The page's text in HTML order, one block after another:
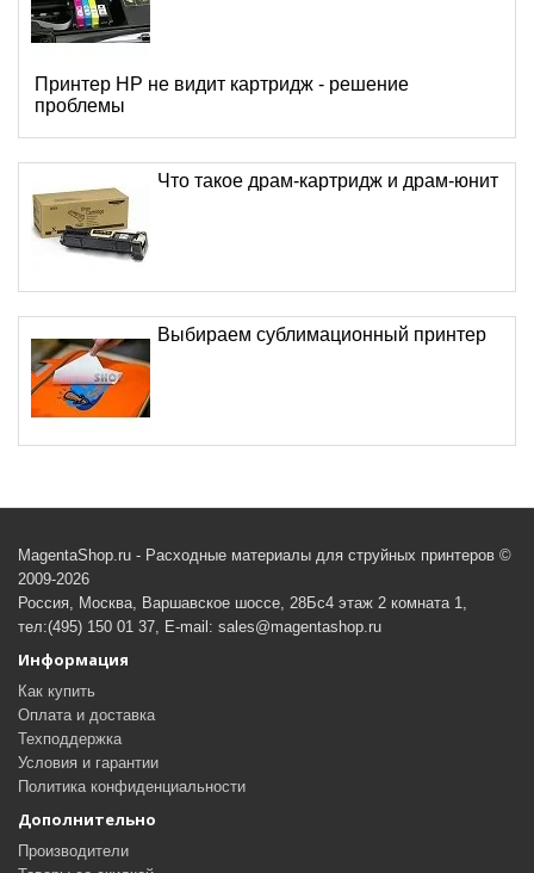
Принтер HP не видит картридж - решение
проблемы
Что такое драм-картридж и драм-юнит
Выбираем сублимационный принтер
MagentaShop.ru - Расходные материалы для струйных принтеров ©
2009-2026
Россия, Москва, Варшавское шоссе, 28Бс4 этаж 2 комната 1,
тел:(495) 150 01 37, E-mail: sales@magentashop.ru
Информация
Как купить
Оплата и доставка
Техподдержка
Условия и гарантии
Политика конфиденциальности
Дополнительно
Производители